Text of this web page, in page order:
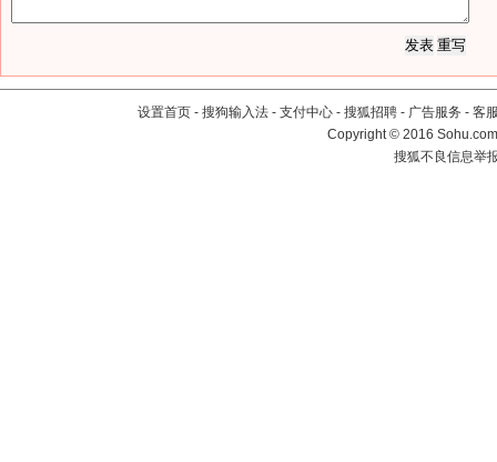
设置首页 - 搜狗输入法 - 支付中心 - 搜狐招聘 - 广告服务 - 客
Copyright©2016
搜狐不良信息举